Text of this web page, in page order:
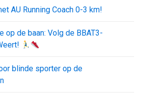
AU Running Coach 0-3 km!
op de baan: Volg de BBAT3-
blinde sporter op de